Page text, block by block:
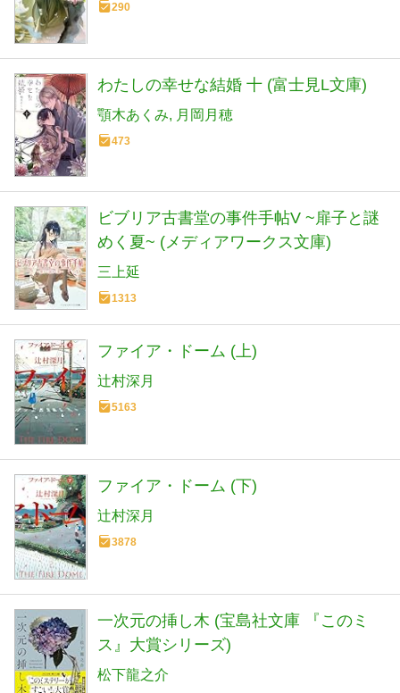
290
わたしの幸せな結婚 十 (富士見L文庫)
顎木あくみ 月岡月穂
473
ビブリア古書堂の事件手帖V ~扉子と謎
めく夏~ (メディアワークス文庫)
三上延
1313
ファイア・ドーム (上)
辻村深月
5163
ファイア・ドーム (下)
辻村深月
3878
一次元の挿し木 (宝島社文庫 『このミ
ス』大賞シリーズ)
松下龍之介